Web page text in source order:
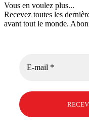
Vous en voulez plus...
Recevez toutes les
avant tout le monde.